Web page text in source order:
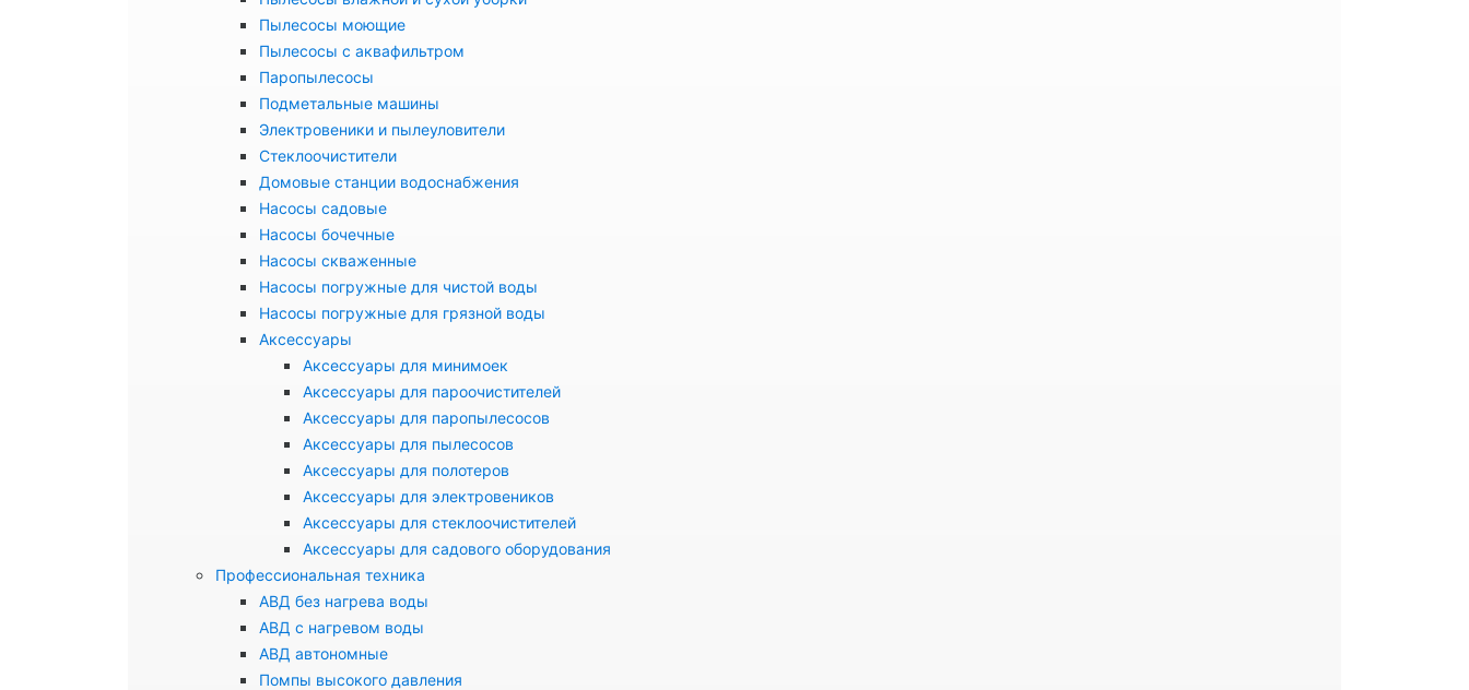
Пылесосы моющие
Пылесосы с аквафильтром
Паропылесосы
Подметальные машины
Электровеники и пылеуловители
Стеклоочистители
Домовые станции водоснабжения
Насосы садовые
Насосы бочечные
Насосы скваженные
Насосы погружные для чистой воды
Насосы погружные для грязной воды
Аксессуары
Аксессуары для минимоек
Аксессуары для пароочистителей
Аксессуары для паропылесосов
Аксессуары для пылесосов
Аксессуары для полотеров
Аксессуары для электровеников
Аксессуары для стеклоочистителей
Аксессуары для садового оборудования
Профессиональная техника
АВД без нагрева воды
АВД с нагревом воды
АВД автономные
Помпы высокого давления